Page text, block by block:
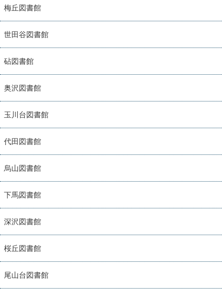
梅丘図書館
世田谷図書館
砧図書館
奥沢図書館
玉川台図書館
代田図書館
烏山図書館
下馬図書館
深沢図書館
桜丘図書館
尾山台図書館